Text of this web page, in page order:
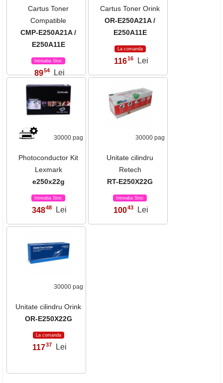
Cartus Toner
Compatible
CMP-E250A21A /
E250A11E
Intreaba Stoc
89,54 Lei
Cartus Toner Orink
OR-E250A21A /
E250A11E
La comanda
11616 Lei
30000 pag
Photoconductor Kit
Lexmark
e250x22g
Intreaba Stoc
34848 Lei
30000 pag
Unitate cilindru
Retech
RT-E250X22G
Intreaba Stoc
10043 Lei
30000 pag
Unitate cilindru Orink
OR-E250X22G
La comanda
117,37 Lei